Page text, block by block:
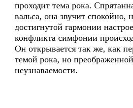
проходит тема рока.
вальса, она звучит спокойно,
достигнутой гармонии
конфликта симфонии
Он открывается так же, как
темой рока, но
неузнаваемости.